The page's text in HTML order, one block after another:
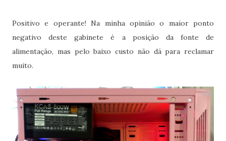
Positivo e operante! Na minha opinião o maior ponto
negativo deste gabinete é a posição da fonte de
alimentação, mas pelo baixo custo não dá para reclamar
muito.